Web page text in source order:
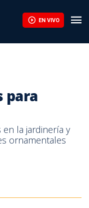
EN VIVO
para
la jardinería y
ornamentales